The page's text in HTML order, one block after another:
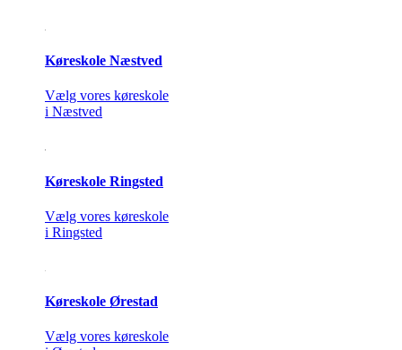
Køreskole Næstved
Vælg vores køreskole
i Næstved
Køreskole Ringsted
Vælg vores køreskole
i Ringsted
Køreskole Ørestad
Vælg vores køreskole